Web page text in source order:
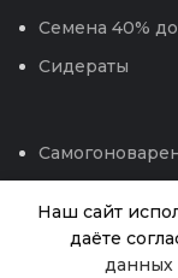
Семена 40% до
Сидераты
Средства
вредителей
Наш сайт
даёте
данных